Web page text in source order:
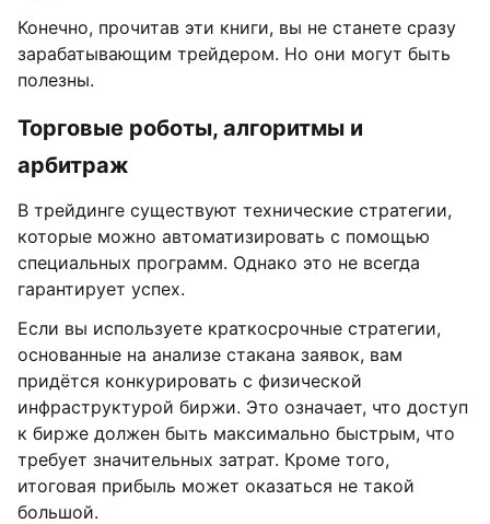
Конечно, прочитав эти книги, вы не станете сразу
зарабатывающим трейдером. Но они могут быть
полезны.
Торговые роботы, алгоритмы и
арбитраж
В трейдинге существуют технические стратегии,
которые можно автоматизировать с помощью
специальных программ. Однако это не всегда
гарантирует успех.
Если вы используете краткосрочные стратегии,
основанные на анализе стакана заявок, вам
придётся конкурировать с физической
инфраструктурой биржи. Это означает, что доступ
к бирже должен быть максимально быстрым, что
требует значительных затрат. Кроме того,
итоговая прибыль может оказаться не такой
большой.